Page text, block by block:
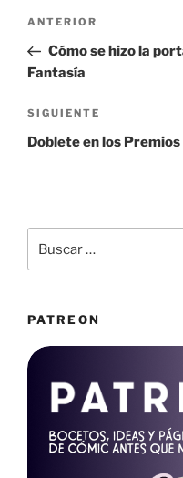
Navegación
entradas
Entrada
anterior:
ANTERIOR
Cómo se hizo la
Fantasía
Siguiente
entrada
SIGUIENTE
Doblete en los
por:
PATREON